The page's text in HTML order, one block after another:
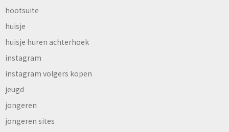
hootsuite
huisje
huisje huren achterhoek
instagram
instagram volgers kopen
jeugd
jongeren
jongeren sites